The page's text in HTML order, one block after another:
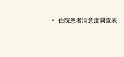
• 住院患者满意度调查表